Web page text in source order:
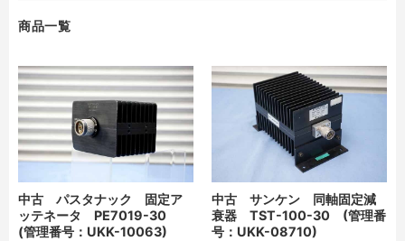
商品一覧
中古 パスタナック 固定ア
ッテネータ PE7019-30
(管理番号：UKK-10063)
中古 サンケン 同軸固定減
衰器 TST-100-30 (管理番
号：UKK-08710)